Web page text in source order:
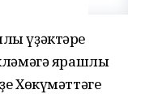
үҙәктәре
ярашлы
Хөкүмәттәге